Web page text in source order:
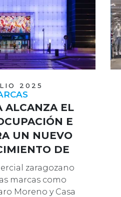
2025
ALCANZA EL
E
UN NUEVO
DE
zaragozano
marcas como
Moreno y Casa